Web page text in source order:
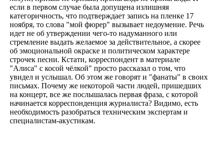
если в первом случае была допущена излишняя
категоричность, что подтверждает запись на пленке 17
ноября, то слова "мой фюрер" вызывает недоумение. Речь
идет не об утверждении чего-то надуманного или
стремление выдать желаемое за действительное, а скорее
об эмоциональной окраске и политическом характере
строчек песни. Кстати, корреспондент в материале
"Алиса" с косой чёлкой" просто рассказал о том, что
увидел и услышал. Об этом же говорят и "фанаты" в своих
письмах. Почему же некоторой части людей, пришедших
на концерт, все же послышалась первая фраза, с которой
начинается корреспонденция журналиста? Видимо, есть
необходимость разобраться техническим экспертам и
специалистам-акустикам.